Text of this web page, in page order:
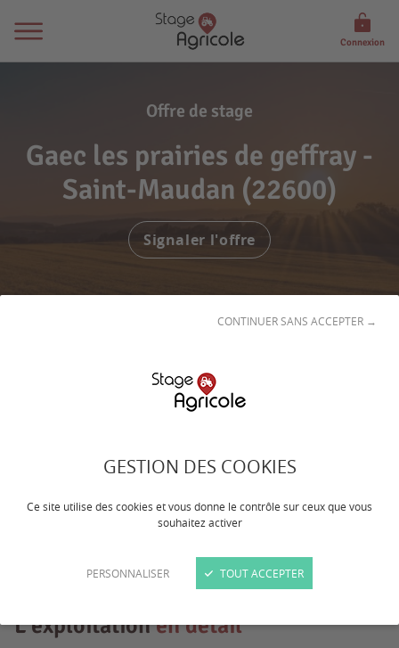
GESTION DES COOKIES
Ce site utilise des cookies et vous donne le contrôle sur ceux que vous
souhaitez activer
PERSONNALISER
CONTINUER SANS ACCEPTER →
TOUT ACCEPTER
Connexion
Offre de stage
Gaec les prairies de geffray -
Saint-Maudan (22600)
Signaler l'offre
GAEC 2 associés 900 000 litres de lait
rouge , pro cross Salle de traite 2x16
simple équipement avec lice rotative
L'exploitationen détail